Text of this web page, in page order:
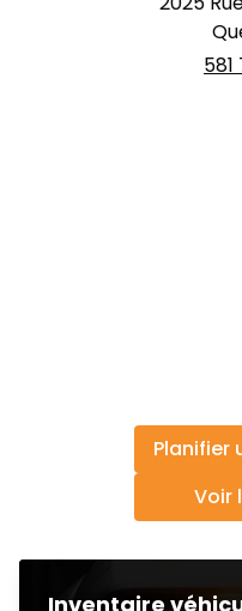
Planifier
Voir
Inventaire